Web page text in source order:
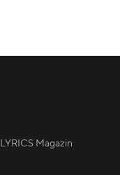
LYRICS Magazin